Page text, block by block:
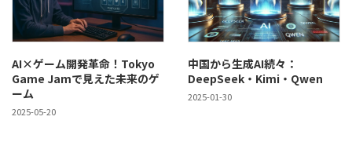
AI×ゲーム開発革命！Tokyo
Game Jamで見えた未来のゲ
ーム
2025-05-20
中国から生成AI続々：
DeepSeek・Kimi・Qwen
2025-01-30